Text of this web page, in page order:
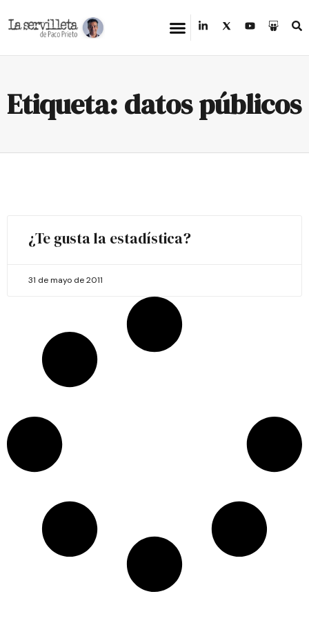
Etiqueta: datos públicos
¿Te gusta la estadística?
31 de mayo de 2011